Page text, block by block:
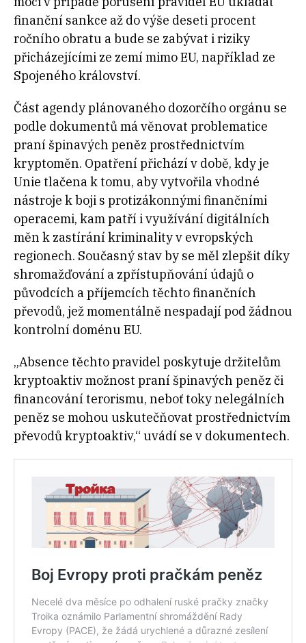
finanční sankce až do výše deseti procent
ročního obratu a bude se zabývat i riziky
přicházejícími ze zemí mimo EU, například ze
Spojeného království.
Část agendy plánovaného dozorčího orgánu se
podle dokumentů má věnovat problematice
praní špinavých peněz prostřednictvím
kryptoměn. Opatření přichází v době, kdy je
Unie tlačena k tomu, aby vytvořila vhodné
nástroje k boji s protizákonnými finančními
operacemi, kam patří i využívání digitálních
měn k zastírání kriminality v evropských
regionech. Současný stav by se měl zlepšit díky
shromažďování a zpřístupňování údajů o
původcích a příjemcích těchto finančních
převodů, jež momentálně nespadají pod žádnou
kontrolní doménu EU.
„Absence těchto pravidel poskytuje držitelům
kryptoaktiv možnost praní špinavých peněz či
financování terorismu, neboť toky nelegálních
peněz se mohou uskutečňovat prostřednictvím
převodů kryptoaktiv,“ uvádí se v dokumentech.